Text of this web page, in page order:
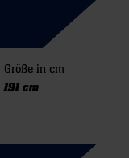
Größe in cm
191 cm